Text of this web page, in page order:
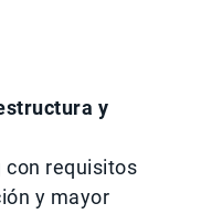
y
con requisitos
y mayor